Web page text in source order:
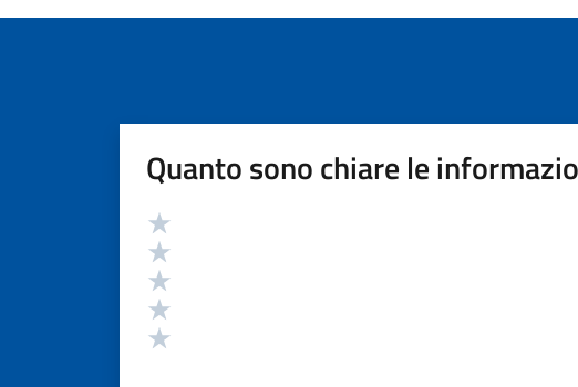
Quanto sono chiare le
Valutazione